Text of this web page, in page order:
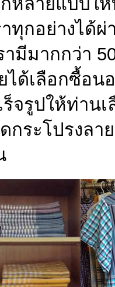
ทุกอย่างได้
ามีมากกว่า
ได้เลือกซื้อน
จรูปให้ท่านเ
กระโปรงลา